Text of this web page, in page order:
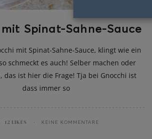
Spinat-Sahne-Sauce
mit Spinat-Sahne-Sauce, klingt wie ein
schmeckt es auch! Selber machen oder
das ist hier die Frage! Tja bei Gnocchi ist
dass immer so
12 LIKES KEINE KOMMENTARE